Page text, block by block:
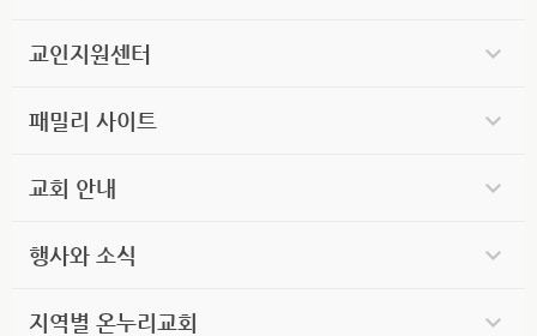
교인지원센터
패밀리 사이트
교회 안내
행사와 소식
지역별 온누리교회